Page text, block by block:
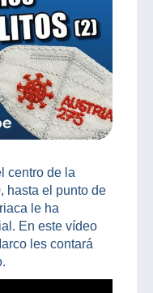
centro de la
hasta el punto de
le ha
En este vídeo
les contará